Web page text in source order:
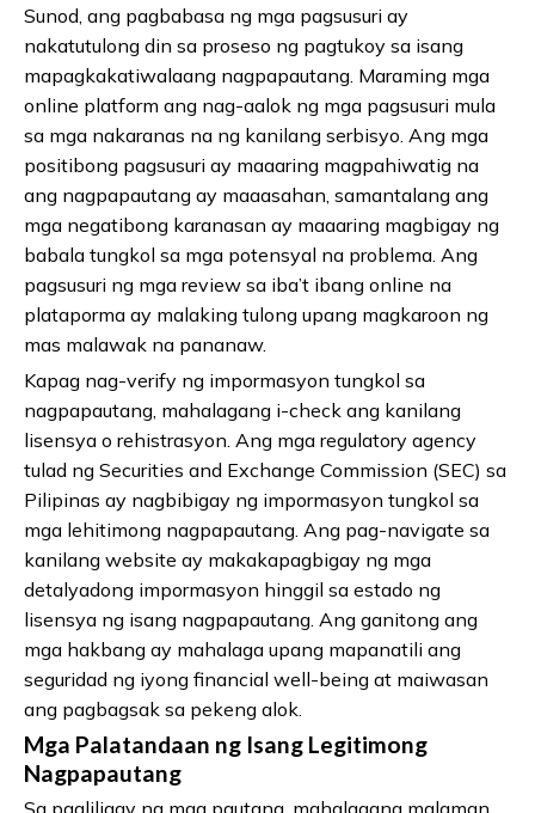
Sunod, ang pagbabasa ng mga pagsusuri ay
nakatutulong din sa proseso ng pagtukoy sa isang
mapagkakatiwalaang nagpapautang. Maraming mga
online platform ang nag-aalok ng mga pagsusuri mula
sa mga nakaranas na ng kanilang serbisyo. Ang mga
positibong pagsusuri ay maaaring magpahiwatig na
ang nagpapautang ay maaasahan, samantalang ang
mga negatibong karanasan ay maaaring magbigay ng
babala tungkol sa mga potensyal na problema. Ang
pagsusuri ng mga review sa iba’t ibang online na
plataporma ay malaking tulong upang magkaroon ng
mas malawak na pananaw.
Kapag nag-verify ng impormasyon tungkol sa
nagpapautang, mahalagang i-check ang kanilang
lisensya o rehistrasyon. Ang mga regulatory agency
tulad ng Securities and Exchange Commission (SEC) sa
Pilipinas ay nagbibigay ng impormasyon tungkol sa
mga lehitimong nagpapautang. Ang pag-navigate sa
kanilang website ay makakapagbigay ng mga
detalyadong impormasyon hinggil sa estado ng
lisensya ng isang nagpapautang. Ang ganitong ang
mga hakbang ay mahalaga upang mapanatili ang
seguridad ng iyong financial well-being at maiwasan
ang pagbagsak sa pekeng alok.
Mga Palatandaan ng Isang Legitimong
Nagpapautang
Sa pagliligay ng mga pautang, mahalagang malaman